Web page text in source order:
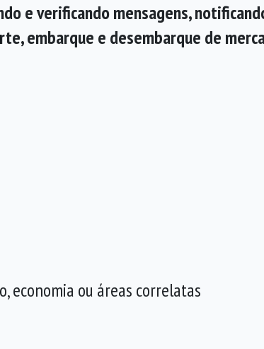
e verificando mensagens,
embarque e desembarque de
economia ou áreas correlatas